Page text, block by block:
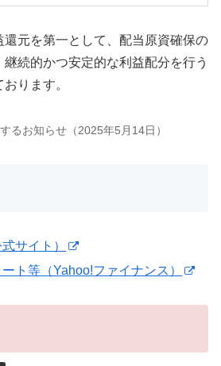
還元を第一として、配当原資確保の
続的かつ安定的な利益配分を行う
ります。
るお知らせ（2025年5月14日）
サイト）
ト等（Yahoo!ファイナンス）